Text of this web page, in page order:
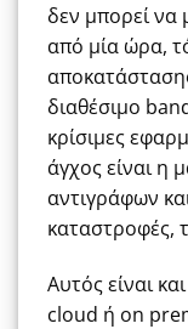
δεν μπορεί να
από μία ώρα,
διαθέσιμο
κρίσιμες
άγχος είναι η
αντιγράφων
καταστροφές,
Αυτός είναι
cloud ή on